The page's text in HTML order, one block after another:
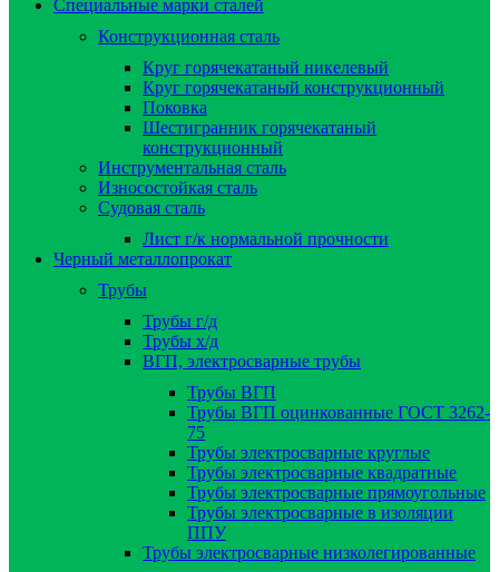
Специальные марки сталей
Конструкционная сталь
Круг горячекатаный никелевый
Круг горячекатаный конструкционный
Поковка
Шестигранник горячекатаный
конструкционный
Инструментальная сталь
Износостойкая сталь
Судовая сталь
Лист г/к нормальной прочности
Черный металлопрокат
Трубы
Трубы г/д
Трубы х/д
ВГП, электросварные трубы
Трубы ВГП
Трубы ВГП оцинкованные ГОСТ 3262-
75
Трубы электросварные круглые
Трубы электросварные квадратные
Трубы электросварные прямоугольные
Трубы электросварные в изоляции
ППУ
Трубы электросварные низколегированные